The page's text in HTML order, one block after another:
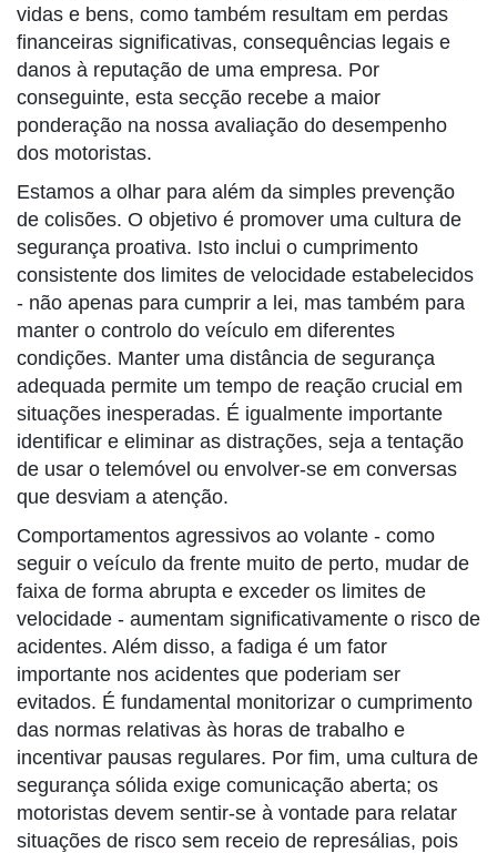
vidas e bens, como também resultam em perdas
financeiras significativas, consequências legais e
danos à reputação de uma empresa. Por
conseguinte, esta secção recebe a maior
ponderação na nossa avaliação do desempenho
dos motoristas.
Estamos a olhar para além da simples prevenção
de colisões. O objetivo é promover uma cultura de
segurança proativa. Isto inclui o cumprimento
consistente dos limites de velocidade estabelecidos
- não apenas para cumprir a lei, mas também para
manter o controlo do veículo em diferentes
condições. Manter uma distância de segurança
adequada permite um tempo de reação crucial em
situações inesperadas. É igualmente importante
identificar e eliminar as distrações, seja a tentação
de usar o telemóvel ou envolver-se em conversas
que desviam a atenção.
Comportamentos agressivos ao volante - como
seguir o veículo da frente muito de perto, mudar de
faixa de forma abrupta e exceder os limites de
velocidade - aumentam significativamente o risco de
acidentes. Além disso, a fadiga é um fator
importante nos acidentes que poderiam ser
evitados. É fundamental monitorizar o cumprimento
das normas relativas às horas de trabalho e
incentivar pausas regulares. Por fim, uma cultura de
segurança sólida exige comunicação aberta; os
motoristas devem sentir-se à vontade para relatar
situações de risco sem receio de represálias, pois